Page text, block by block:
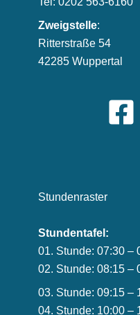
Zweigstelle:
Ritterstraße 54
42285 Wuppertal
Stundenraster
Stundentafel:
01. Stunde: 07:30 –
02. Stunde: 08:15 –
03. Stunde: 09:15 –
04. Stunde: 10:00 –